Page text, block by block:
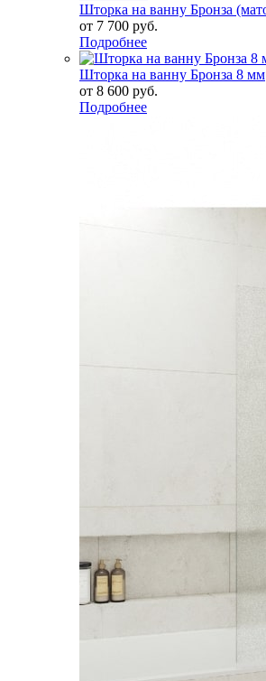
Шторка на ванну Бронза
от 7 700 руб.
Подробнее
Шторка на ванну Бронза 8 мм
от 8 600 руб.
Подробнее